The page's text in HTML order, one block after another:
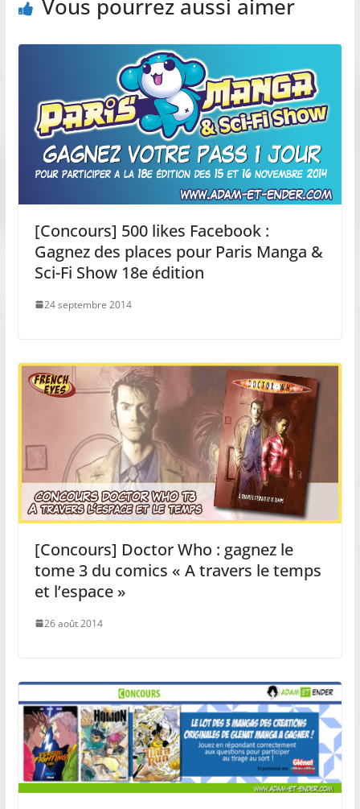
Vous pourrez aussi aimer
[Concours] 500 likes Facebook :
Gagnez des places pour Paris Manga &
Sci-Fi Show 18e édition
24 septembre 2014
[Concours] Doctor Who : gagnez le
tome 3 du comics « A travers le temps
et l’espace »
26 août 2014